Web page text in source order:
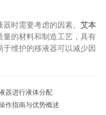
时需要考虑的因素。艾本
量的材料和制造工艺，具有
维护的移液器可以减少因
器进行液体分配
作指南与优势概述